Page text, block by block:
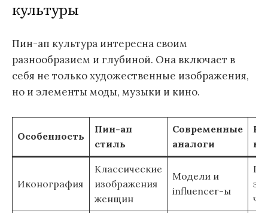
культуры
Пин-ап культура интересна своим
разнообразием и глубиной. Она включает в
себя не только художественные изображения,
но и элементы моды, музыки и кино.
Особенность
Пин-ап
стиль
Современные
аналоги
Иконография
Классические
изображения
женщин
Модели и
influencer-ы